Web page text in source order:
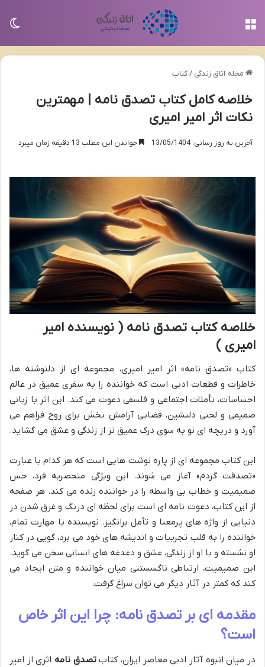
مجله اتاق زندگی /کتاب
خلاصه کامل کتاب تصدق نامه | مهمترین
نکات اثر امیر امیری
آخرین به روز رسانی: 13/05/1404 خواندن این مطلب 13 دقیقه زمان میبرد
خلاصه کتاب تصدق نامه ( نویسنده امیر
امیری )
کتاب «تصدق نامه» اثر امیر امیری، مجموعه ای از دلنوشته ها،
خاطرات و قطعات ادبی است که خواننده را به سفری عمیق در عالم
احساسات، تأملات اجتماعی و فلسفی دعوت می کند. این اثر با زبانی
صمیمی و لحنی دلنشین، فضایی آرامش بخش برای روح فراهم می
آورد و دریچه ای نو به سوی درک عمیق تر از زندگی و عشق می گشاید.
این کتاب مجموعه ای از پاره نوشت هایی است که هر کدام با عبارت
«تصدقت گردم» آغاز می شوند. این ویژگی منحصربه فرد، حس
صمیمیت و خطاب بی واسطه را در خواننده زنده می کند. هر صفحه
از این کتاب، دعوت نامه ای است برای لحظه ای درنگ و غرق شدن در
دنیایی از واژه های پرمعنا و تأمل برانگیز. نویسنده با مهارت تمام،
خواننده را به قلب تجربیات و اندیشه های خود می برد، گویی در کنار
او نشسته و با او از زندگی، عشق و دغدغه های انسانی سخن می گوید.
این صمیمیت، ارتباطی ناگسستنی میان خواننده و متن ایجاد می
کند که کمتر در آثار دیگر می توان سراغ گرفت.
مقدمه ای بر تصدق نامه: چرا این اثر خاص
است؟
در میان انبوه آثار ادبی معاصر ایران، کتابتصدق نامه اثری از امیر